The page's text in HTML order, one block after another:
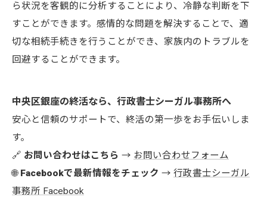
ら状況を客観的に分析することにより、冷静な判断を下
すことができます。感情的な問題を解決することで、適
切な相続手続きを行うことができ、家族内のトラブルを
回避することができます。
中央区銀座の終活なら、行政書士シーガル事務所へ
安心と信頼のサポートで、終活の第一歩をお手伝いしま
す。
🔗 お問い合わせはこちら → お問い合わせフォーム
🌐 Facebookで最新情報をチェック → 行政書士シーガル
事務所 Facebook